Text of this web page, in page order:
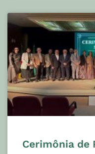
Cerimônia de